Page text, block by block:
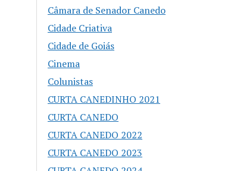
Câmara de Senador Canedo
Cidade Criativa
Cidade de Goiás
Cinema
Colunistas
CURTA CANEDINHO 2021
CURTA CANEDO
CURTA CANEDO 2022
CURTA CANEDO 2023